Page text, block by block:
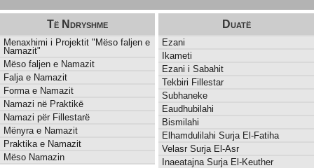
Të Ndryshme
Menaxhimi i Projektit "Mëso faljen e
Namazit"
Mëso faljen e Namazit
Falja e Namazit
Forma e Namazit
Namazi në Praktikë
Namazi për Fillestarë
Mënyra e Namazit
Praktika e Namazit
Mëso Namazin
Duatë
Ezani
Ikameti
Ezani i Sabahit
Tekbiri Fillestar
Subhaneke
Eaudhubilahi
Bismilahi
Elhamdulilahi Surja El-Fatiha
Velasr Surja El-Asr
Inaeatajna Surja El-Keuther